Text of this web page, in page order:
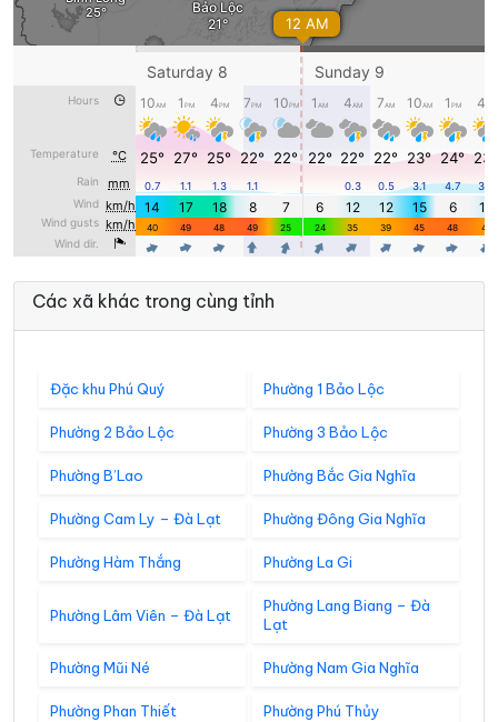
Các xã khác trong cùng tỉnh
Đặc khu Phú Quý Phường 1 Bảo Lộc
Phường 2 Bảo Lộc Phường 3 Bảo Lộc
Phường B’Lao Phường Bắc Gia Nghĩa
Phường Cam Ly – Đà Lạt Phường Đông Gia Nghĩa
Phường Hàm Thắng Phường La Gi
Phường Lâm Viên – Đà Lạt
Phường Lang Biang – Đà
Lạt
Phường Mũi Né Phường Nam Gia Nghĩa
Phường Phan Thiết Phường Phú Thủy